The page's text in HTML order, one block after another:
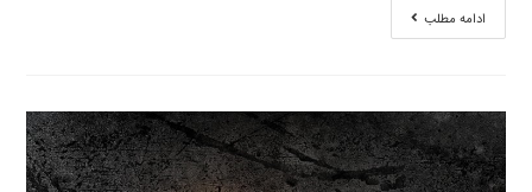
ادامه مطلب